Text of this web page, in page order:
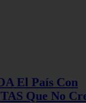
El País Con
Que No